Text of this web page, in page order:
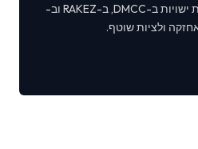
וללוגיסטיקה, החל מהקמת ישויות ב-DMCC, ב-RAKEZ וב-